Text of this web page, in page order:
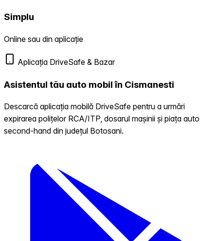
Simplu
Online sau din aplicație
Aplicația DriveSafe & Bazar
Asistentul tău auto mobil în Cismanesti
Descarcă aplicația mobilă DriveSafe pentru a urmări
expirarea polițelor RCA/ITP, dosarul mașinii și piața auto
second-hand din județul Botosani.